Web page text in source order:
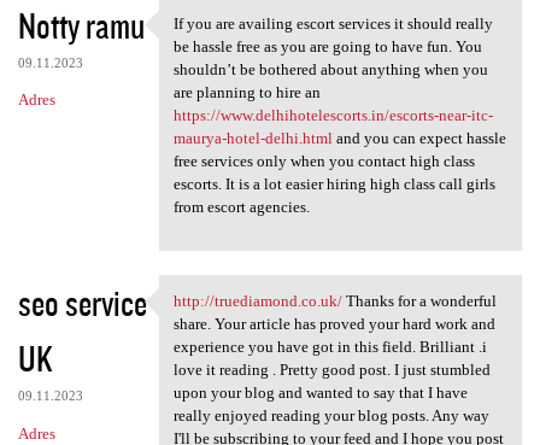
Notty ramu
09.11.2023
Adres
If you are availing escort
If you are availing escort services it should really
be hassle free as you are going to have fun. You
shouldn’t be bothered about anything when you
are planning to hire an
https://www.delhihotelescorts.in/escorts-near-itc-
maurya-hotel-delhi.html and you can expect hassle
free services only when you contact high class
escorts. It is a lot easier hiring high class call girls
from escort agencies.
seo service
UK
09.11.2023
Adres
http://truediamond.co.uk/
http://truediamond.co.uk/Thanks for a wonderful
share. Your article has proved your hard work and
experience you have got in this field. Brilliant .i
love it reading . Pretty good post. I just stumbled
upon your blog and wanted to say that I have
really enjoyed reading your blog posts. Any way
I'll be subscribing to your feed and I hope you post